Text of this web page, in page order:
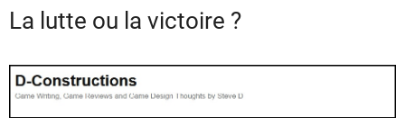
La lutte ou la victoire ?